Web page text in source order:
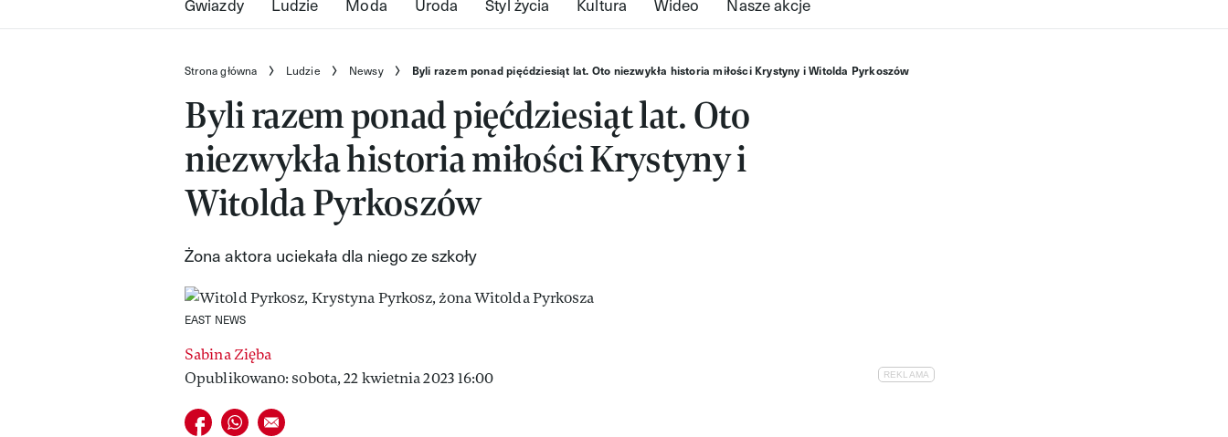
Strona główna Ludzie Newsy Byli razem ponad pięćdziesiąt lat. Oto niezwykła historia miłości Krystyny i Witolda Pyrkoszów
Byli razem ponad pięćdziesiąt lat. Oto
niezwykła historia miłości Krystyny i
Witolda Pyrkoszów
Żona aktora uciekała dla niego ze szkoły
EAST NEWS
Sabina Zięba
Opublikowano: sobota, 22 kwietnia 2023 16:00
Udostępnij na facebook
Udostępnij na whatsapp
E-mail do przyjaciela